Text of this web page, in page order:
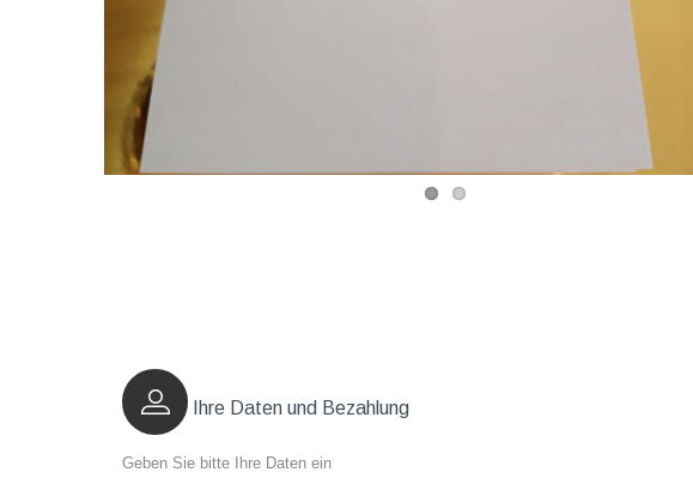
Ihre Daten und Bezahlung
Geben Sie bitte Ihre Daten ein